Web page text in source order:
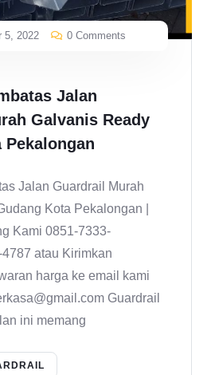
5, 2022 0 Comments
Jalan
Galvanis Ready
Pekalongan
Jalan Guardrail Murah
Kota Pekalongan |
Kami 0851-7333-
atau Kirimkan
harga ke email kami
Guardrail
ini memang